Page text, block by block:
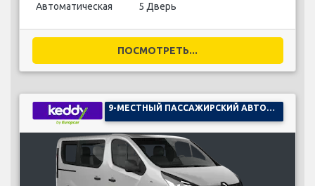
Автоматическая 5 Дверь
ПОСМОТРЕТЬ...